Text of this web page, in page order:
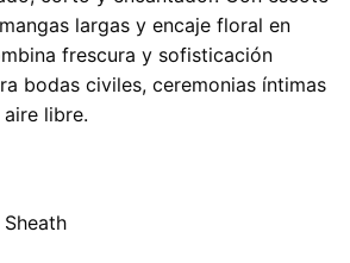
largas y encaje floral en
frescura y sofisticación
bodas civiles, ceremonias íntimas
libre.